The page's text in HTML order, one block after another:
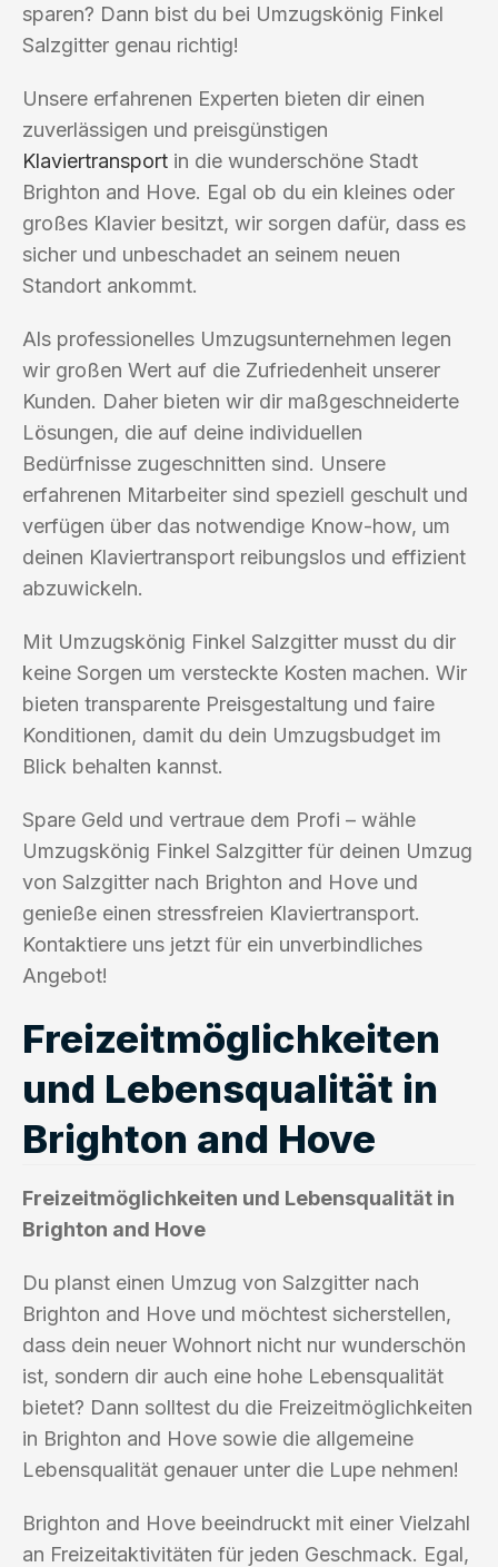
sparen? Dann bist du bei Umzugskönig Finkel
Salzgitter genau richtig!
Unsere erfahrenen Experten bieten dir einen
zuverlässigen und preisgünstigen
Klaviertransport in die wunderschöne Stadt
Brighton and Hove. Egal ob du ein kleines oder
großes Klavier besitzt, wir sorgen dafür, dass es
sicher und unbeschadet an seinem neuen
Standort ankommt.
Als professionelles Umzugsunternehmen legen
wir großen Wert auf die Zufriedenheit unserer
Kunden. Daher bieten wir dir maßgeschneiderte
Lösungen, die auf deine individuellen
Bedürfnisse zugeschnitten sind. Unsere
erfahrenen Mitarbeiter sind speziell geschult und
verfügen über das notwendige Know-how, um
deinen Klaviertransport reibungslos und effizient
abzuwickeln.
Mit Umzugskönig Finkel Salzgitter musst du dir
keine Sorgen um versteckte Kosten machen. Wir
bieten transparente Preisgestaltung und faire
Konditionen, damit du dein Umzugsbudget im
Blick behalten kannst.
Spare Geld und vertraue dem Profi – wähle
Umzugskönig Finkel Salzgitter für deinen Umzug
von Salzgitter nach Brighton and Hove und
genieße einen stressfreien Klaviertransport.
Kontaktiere uns jetzt für ein unverbindliches
Angebot!
Freizeitmöglichkeiten
und Lebensqualität in
Brighton and Hove
Freizeitmöglichkeiten und Lebensqualität in
Brighton and Hove
Du planst einen Umzug von Salzgitter nach
Brighton and Hove und möchtest sicherstellen,
dass dein neuer Wohnort nicht nur wunderschön
ist, sondern dir auch eine hohe Lebensqualität
bietet? Dann solltest du die Freizeitmöglichkeiten
in Brighton and Hove sowie die allgemeine
Lebensqualität genauer unter die Lupe nehmen!
Brighton and Hove beeindruckt mit einer Vielzahl
an Freizeitaktivitäten für jeden Geschmack. Egal,